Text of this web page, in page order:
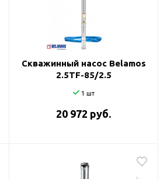
Скважинный насос Belamos
2.5TF-85/2.5
1 шт
20 972 руб.